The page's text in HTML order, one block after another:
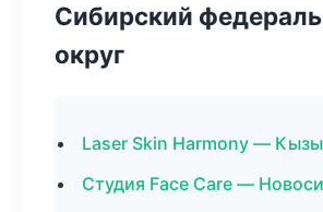
Сибирский
округ
Laser Skin Harmony —
Студия Face Care —